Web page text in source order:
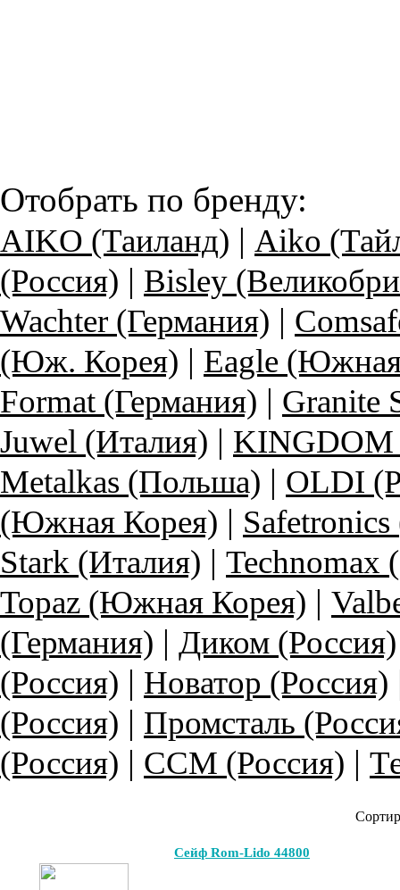
Отобрать по бренду:
AIKO (Таиланд) | Aiko
(Россия) | Bisley
Wachter (Германия) |
(Юж. Корея) | Eagle
Format (Германия) |
Juwel (Италия) | KINGDOM
Metalkas (Польша) | OLDI
(Южная Корея) |
Stark (Италия) | Technomax
Topaz (Южная Корея) |
(Германия) | Диком (Россия)
(Россия) | Новатор (Россия)
(Россия) | Промсталь
(Россия) | ССМ (Россия) |
Сейф Rom-Lido 44800